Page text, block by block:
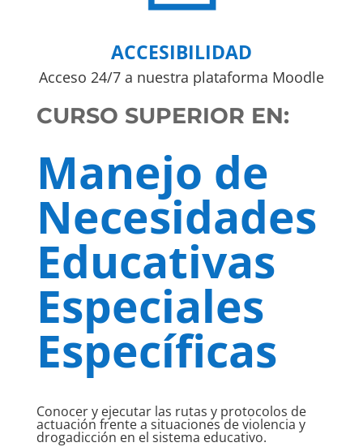
ACCESIBILIDAD
Acceso 24/7 a nuestra plataforma Moodle
CURSO SUPERIOR EN:
Manejo de
Necesidades
Educativas
Especiales
Específicas
Conocer y ejecutar las rutas y protocolos de
actuación frente a situaciones de violencia y
drogadicción en el sistema educativo.